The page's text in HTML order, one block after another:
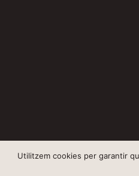
Utilitzem cookies per garantir